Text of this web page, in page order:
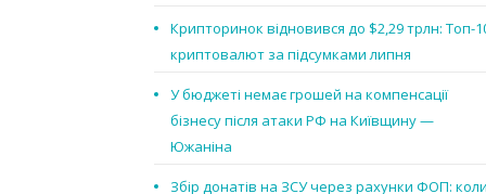
Крипторинок відновився до $2,29 трлн: Топ-
криптовалют за підсумками липня
У бюджеті немає грошей на компенсації
бізнесу після атаки РФ на Київщину —
Южаніна
Збір донатів на ЗСУ через рахунки ФОП: коли